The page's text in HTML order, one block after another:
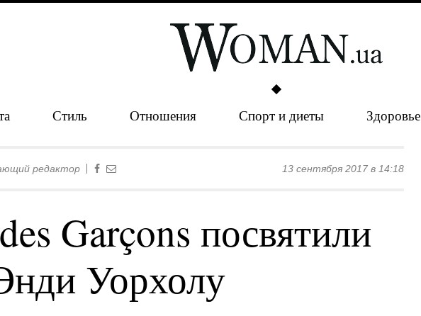
Стиль Отношения Спорт и диеты Здоровье
редактор 13 сентября 2017 в 14:18
Garçons посвятили
Уорхолу